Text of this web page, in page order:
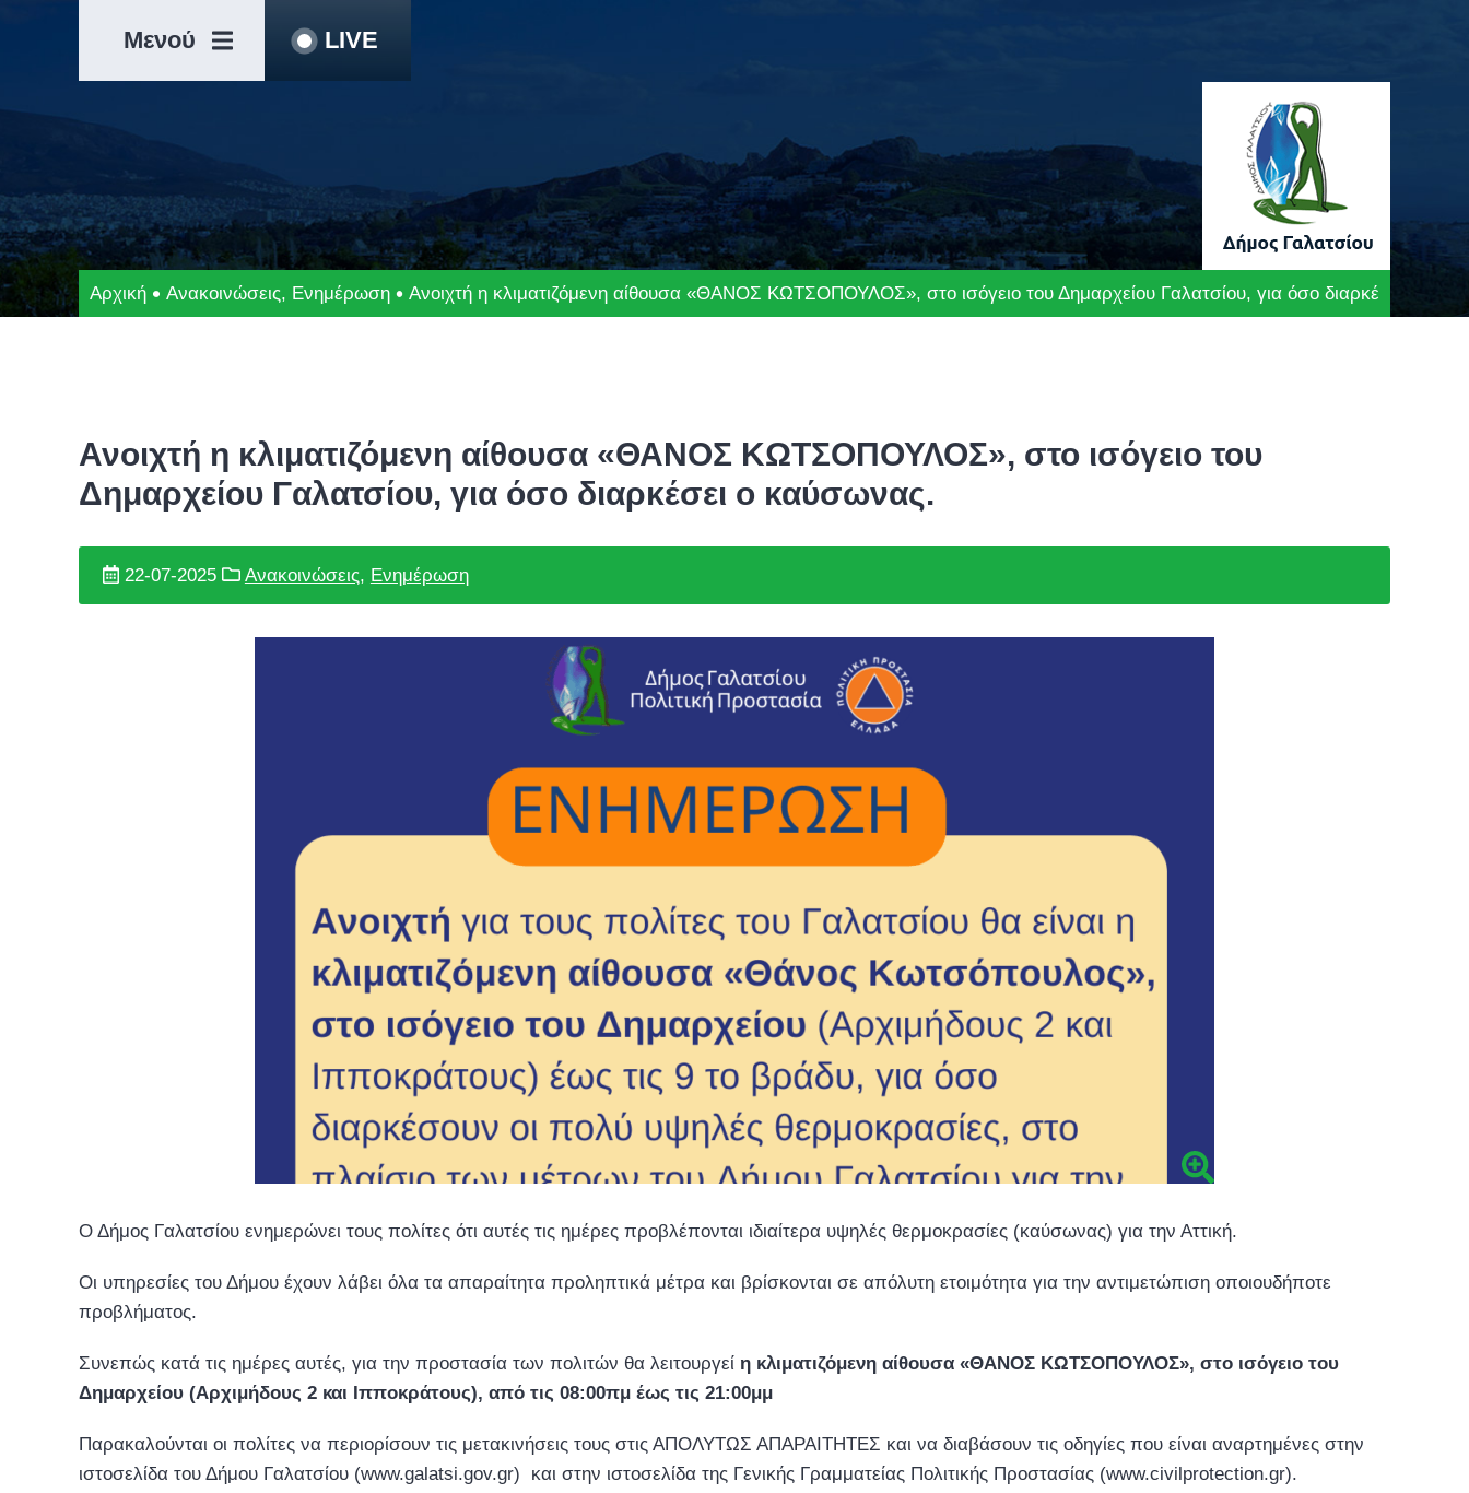
πλοήγησης
Μενού LIVE
Αρχική Ανακοινώσεις, Ενημέρωση Ανοιχτή η κλιματιζόμενη αίθουσα «ΘΑΝΟΣ ΚΩΤΣΟΠΟΥΛΟΣ», στο ισόγειο του Δημαρχείου Γαλατσίου, για όσο διαρκέσει ο
Ανοιχτή η κλιματιζόμενη αίθουσα «ΘΑΝΟΣ ΚΩΤΣΟΠΟΥΛΟΣ», στο ισόγειο του
Δημαρχείου Γαλατσίου, για όσο διαρκέσει ο καύσωνας.
22-07-2025 Ανακοινώσεις, Ενημέρωση
Ο Δήμος Γαλατσίου ενημερώνει τους πολίτες ότι αυτές τις ημέρες προβλέπονται ιδιαίτερα υψηλές θερμοκρασίες (καύσωνας) για την Αττική.
Οι υπηρεσίες του Δήμου έχουν λάβει όλα τα απαραίτητα προληπτικά μέτρα και βρίσκονται σε απόλυτη ετοιμότητα για την αντιμετώπιση οποιουδήποτε
προβλήματος.
Συνεπώς κατά τις ημέρες αυτές, για την προστασία των πολιτών θα λειτουργεί η κλιματιζόμενη αίθουσα «ΘΑΝΟΣ ΚΩΤΣΟΠΟΥΛΟΣ», στο ισόγειο του
Δημαρχείου (Αρχιμήδους 2 και Ιπποκράτους), από τις 08:00πμ έως τις 21:00μμ
Παρακαλούνται οι πολίτες να περιορίσουν τις μετακινήσεις τους στις ΑΠΟΛΥΤΩΣ ΑΠΑΡΑΙΤΗΤΕΣ και να διαβάσουν τις οδηγίες που είναι αναρτημένες στην
ιστοσελίδα του Δήμου Γαλατσίου (www.galatsi.gov.gr) και στην ιστοσελίδα της Γενικής Γραμματείας Πολιτικής Προστασίας (www.civilprotection.gr).